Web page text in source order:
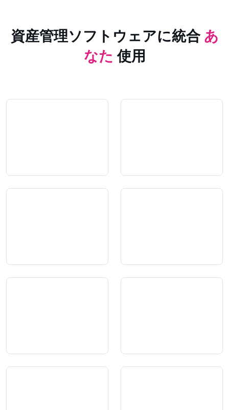
資産管理ソフトウェアに統合 あ
なた使用